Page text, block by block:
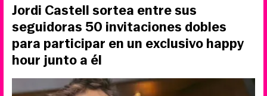
Jordi Castell sortea entre sus
seguidoras 50 invitaciones dobles
para participar en un exclusivo happy
hour junto a él